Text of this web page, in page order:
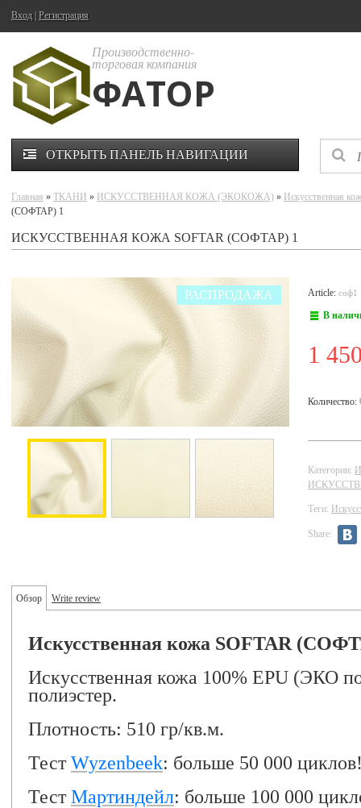
Вход Регистрация
Производственно-
торговая компания
ФАТОР
ОТКРЫТЬ ПАНЕЛЬ НАВИГАЦИИ
Главная » ТКАНИ » ИСКУССТВЕННАЯ КОЖА (ЭКОКОЖА) » Искусственная
(СОФТАР) 1
ИСКУССТВЕННАЯ КОЖА SOFTAR (СОФТАР) 1
РАСПРОДАЖА Article: соф1
В
1
Количество:
Категории:
Теги:
Share:
Обзор Write review
Искусственная кожа SOFTAR
Искусственная кожа 100% EPU (ЭКО
полиэстер.
Плотность: 510 гр/кв.м.
ТестWyzenbeek: больше 50 000
ТестМартиндейл: больше 100 000